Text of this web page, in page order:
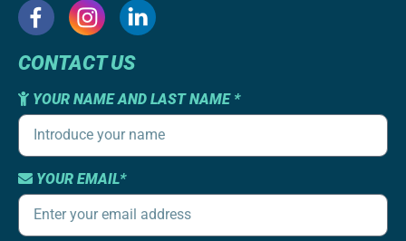
CONTACT US
YOUR NAME AND LAST NAME *
YOUR EMAIL*